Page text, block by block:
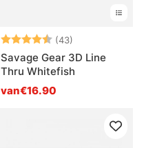
Beoordeling:
(43)
Savage Gear 3D Line
Thru Whitefish
van€16.90